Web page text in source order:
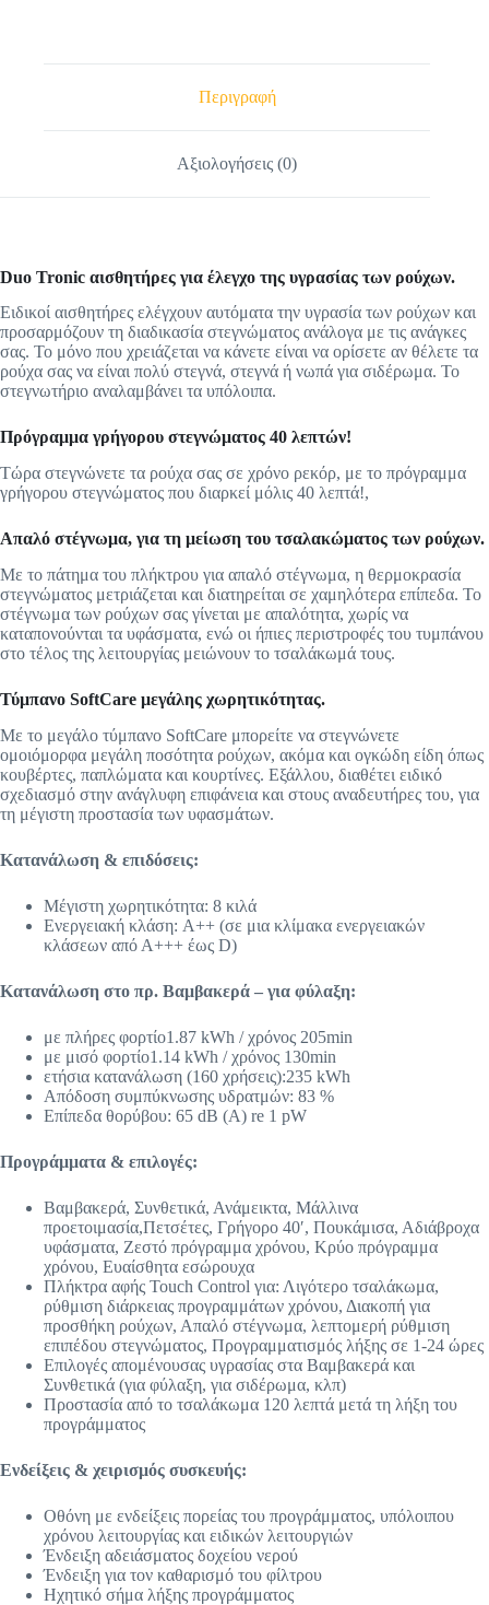
Περιγραφή
Αξιολογήσεις (0)
Duo Tronic αισθητήρες για έλεγχο της υγρασίας των ρούχων.
Ειδικοί αισθητήρες ελέγχουν αυτόματα την υγρασία των ρούχων και
προσαρμόζουν τη διαδικασία στεγνώματος ανάλογα με τις ανάγκες
σας. Το μόνο που χρειάζεται να κάνετε είναι να ορίσετε αν θέλετε τα
ρούχα σας να είναι πολύ στεγνά, στεγνά ή νωπά για σιδέρωμα. Το
στεγνωτήριο αναλαμβάνει τα υπόλοιπα.
Πρόγραμμα γρήγορου στεγνώματος 40 λεπτών!
Τώρα στεγνώνετε τα ρούχα σας σε χρόνο ρεκόρ, με το πρόγραμμα
γρήγορου στεγνώματος που διαρκεί μόλις 40 λεπτά!,
Aπαλό στέγνωμα, για τη μείωση του τσαλακώματος των ρούχων.
Με το πάτημα του πλήκτρου για απαλό στέγνωμα, η θερμοκρασία
στεγνώματος μετριάζεται και διατηρείται σε χαμηλότερα επίπεδα. Το
στέγνωμα των ρούχων σας γίνεται με απαλότητα, χωρίς να
καταπονούνται τα υφάσματα, ενώ οι ήπιες περιστροφές του τυμπάνου
στο τέλος της λειτουργίας μειώνουν το τσαλάκωμά τους.
Τύμπανο SoftCare μεγάλης χωρητικότητας.
Με το μεγάλο τύμπανο SoftCare μπορείτε να στεγνώνετε
ομοιόμορφα μεγάλη ποσότητα ρούχων, ακόμα και ογκώδη είδη όπως
κουβέρτες, παπλώματα και κουρτίνες. Εξάλλου, διαθέτει ειδικό
σχεδιασμό στην ανάγλυφη επιφάνεια και στους αναδευτήρες του, για
τη μέγιστη προστασία των υφασμάτων.
Κατανάλωση & επιδόσεις:
Μέγιστη χωρητικότητα: 8 κιλά
Ενεργειακή κλάση: A++ (σε μια κλίμακα ενεργειακών
κλάσεων από Α+++ έως D)
Κατανάλωση στο πρ. Βαμβακερά – για φύλαξη:
με πλήρες φορτίο1.87 kWh / χρόνος 205min
με μισό φορτίο1.14 kWh / χρόνος 130min
ετήσια κατανάλωση (160 χρήσεις):235 kWh
Απόδοση συμπύκνωσης υδρατμών: 83 %
Επίπεδα θορύβου: 65 dB (A) re 1 pW
Προγράμματα & επιλογές:
Βαμβακερά, Συνθετικά, Ανάμεικτα, Μάλλινα
προετοιμασία,Πετσέτες, Γρήγορο 40′, Πουκάμισα, Αδιάβροχα
υφάσματα, Ζεστό πρόγραμμα χρόνου, Κρύο πρόγραμμα
χρόνου, Ευαίσθητα εσώρουχα
Πλήκτρα αφής Touch Control για: Λιγότερο τσαλάκωμα,
ρύθμιση διάρκειας προγραμμάτων χρόνου, Διακοπή για
προσθήκη ρούχων, Απαλό στέγνωμα, λεπτομερή ρύθμιση
επιπέδου στεγνώματος, Προγραμματισμός λήξης σε 1-24 ώρες
Επιλογές απομένουσας υγρασίας στα Βαμβακερά και
Συνθετικά (για φύλαξη, για σιδέρωμα, κλπ)
Προστασία από το τσαλάκωμα 120 λεπτά μετά τη λήξη του
προγράμματος
Ενδείξεις & χειρισμός συσκευής:
Οθόνη με ενδείξεις πορείας του προγράμματος, υπόλοιπου
χρόνου λειτουργίας και ειδικών λειτουργιών
Ένδειξη αδειάσματος δοχείου νερού
Ένδειξη για τον καθαρισμό του φίλτρου
Ηχητικό σήμα λήξης προγράμματος